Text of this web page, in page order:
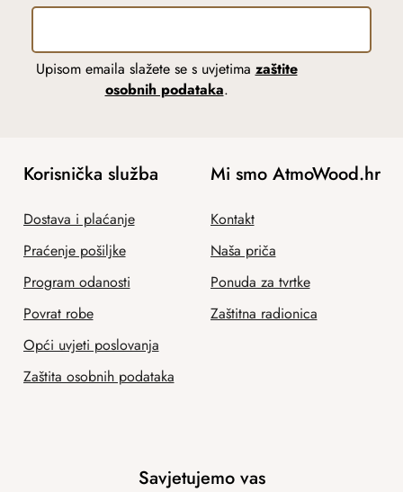
Upisom emaila slažete se s uvjetima zaštite
osobnih podataka.
Korisnička služba
Dostava i plaćanje
Praćenje pošiljke
Program odanosti
Povrat robe
Opći uvjeti poslovanja
Zaštita osobnih podataka
Mi smo AtmoWood.hr
Kontakt
Naša priča
Ponuda za tvrtke
Zaštitna radionica
Savjetujemo vas